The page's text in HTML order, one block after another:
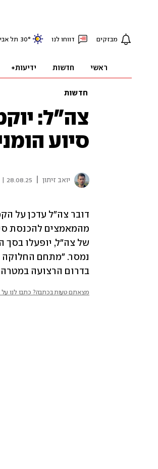
מבזקים דווחו לנו 30° תל
ראשי חדשות ידיעות+
חדשות
צה"ל:
סיוע
יואב זיתון 28.08.25 | 12:06
בדרום הרצועה
מצאתם טעות בכתבה? כתבו לנו על